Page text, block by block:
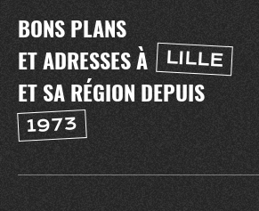
BONS PLANS
ET ADRESSES À
LILLE
ET SA RÉGION DEPUIS
1973